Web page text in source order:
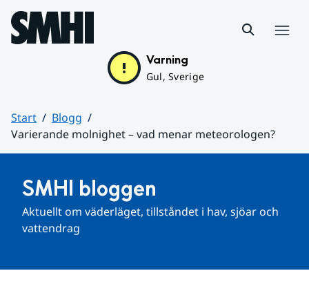
Hoppa till sidans innehåll
Varning
Gul, Sverige
Start
Blogg
Varierande molnighet – vad menar meteorologen?
SMHI bloggen
Aktuellt om väderläget, tillståndet i hav, sjöar och
vattendrag